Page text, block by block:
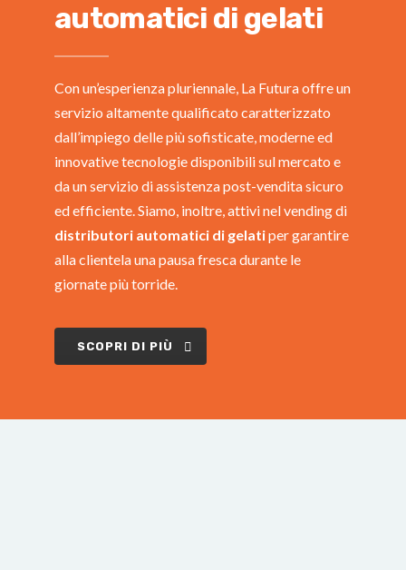
automatici di gelati
Con un’esperienza pluriennale, La Futura offre un
servizio altamente qualificato caratterizzato
dall’impiego delle più sofisticate, moderne ed
innovative tecnologie disponibili sul mercato e
da un servizio di assistenza post-vendita sicuro
ed efficiente. Siamo, inoltre, attivi nel vending di
distributori automatici di gelatiper garantire
alla clientela una pausa fresca durante le
giornate più torride.
SCOPRI DI PIÙ